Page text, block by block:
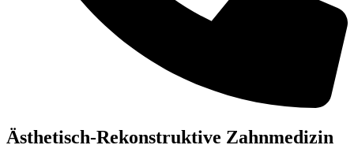
Ästhetisch-Rekonstruktive Zahnmedizin